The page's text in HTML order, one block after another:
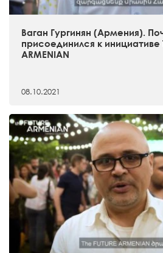
Ваган Гургинян (Армения).
присоединился к инициативе
ARMENIAN
08.10.2021